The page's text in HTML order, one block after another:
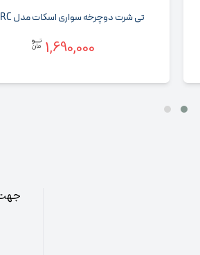
تی شرت دوچرخه سواری اسکات مدل RC زر...
1,690,000
جهت